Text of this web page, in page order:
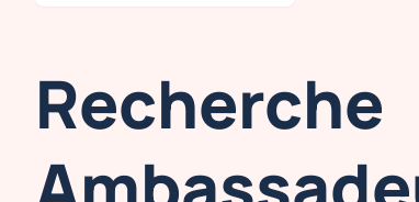
Recherche